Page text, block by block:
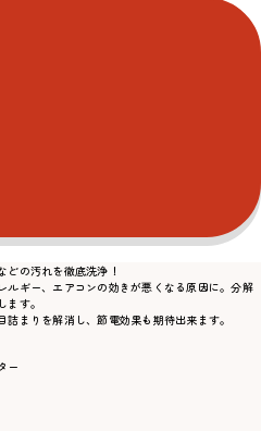
どの汚れを徹底洗浄！
ルギー、エアコンの効きが悪くなる原因に。分解
す。
まりを解消し、節電効果も期待出来ます。
ー